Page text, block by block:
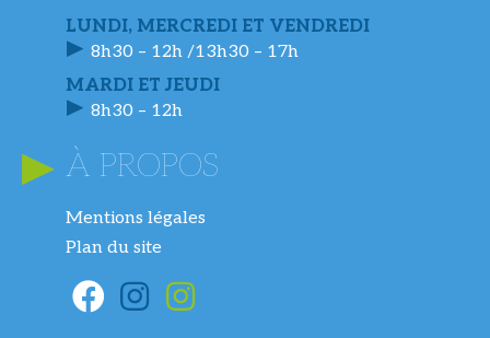
LUNDI, MERCREDI ET VENDREDI
8h30 – 12h /13h30 – 17h
MARDI ET JEUDI
8h30 – 12h
À PROPOS
Mentions légales
Plan du site